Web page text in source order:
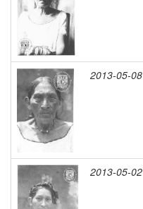
2013-05-08
2013-05-02